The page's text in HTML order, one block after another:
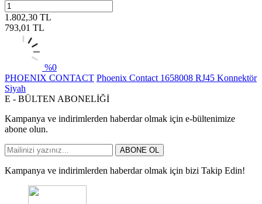
1.802,30 TL
793,01 TL
%0
PHOENIX CONTACT Phoenix Contact 1658008 RJ45 Konnektör
Siyah
E - BÜLTEN ABONELİĞİ
Kampanya ve indirimlerden haberdar olmak için e-bültenimize
abone olun.
ABONE OL
Kampanya ve indirimlerden haberdar olmak için bizi Takip Edin!